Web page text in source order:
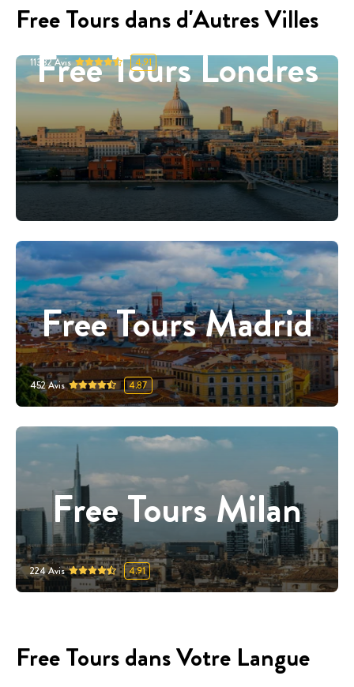
Free Tours dans d'Autres Villes
Free Tours Londres
11332Avis 4.91
Free Tours Madrid
452Avis 4.87
Free Tours Milan
224Avis 4.91
Free Tours dans Votre Langue